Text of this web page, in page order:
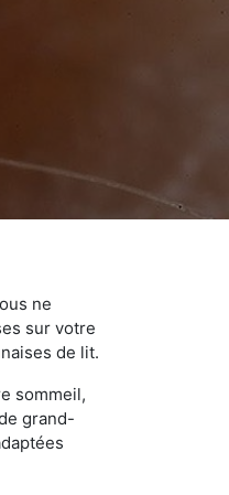
ne
sur votre
de lit.
sommeil,
grand-